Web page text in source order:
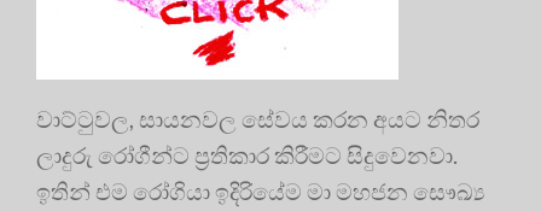
වාට්ටුවල, සායනවල සේවය කරන අයට නිතර
ලාදුරු රෝගීන්ට ප්‍රතිකාර කිරීමට සිදුවෙනවා.
ඉතින් එම රෝගියා ඉදිරියේම මා මහජන සෞඛ්‍ය